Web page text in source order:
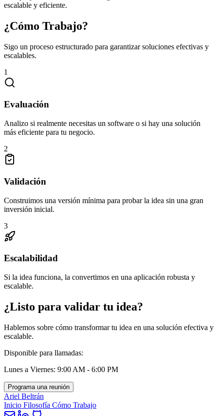
escalable y eficiente.
¿Cómo Trabajo?
Sigo un proceso estructurado para garantizar soluciones efectivas y
escalables.
1
Evaluación
Analizo si realmente necesitas un software o si hay una solución
más eficiente para tu negocio.
2
Validación
Construimos una versión mínima para probar la idea sin una gran
inversión inicial.
3
Escalabilidad
Si la idea funciona, la convertimos en una aplicación robusta y
escalable.
¿Listo para validar tu idea?
Hablemos sobre cómo transformar tu idea en una solución efectiva y
escalable.
Disponible para llamadas:
Lunes a Viernes: 9:00 AM - 6:00 PM
Programa una reunión
Ariel Beltrán
Inicio Filosofía Cómo Trabajo